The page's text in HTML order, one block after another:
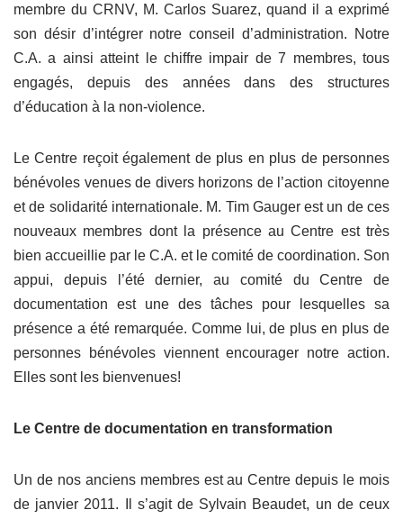
membre du CRNV, M. Carlos Suarez, quand il a exprimé
son désir d’intégrer notre conseil d’administration. Notre
C.A. a ainsi atteint le chiffre impair de 7 membres, tous
engagés, depuis des années dans des structures
d’éducation à la non-violence.
Le Centre reçoit également de plus en plus de personnes
bénévoles venues de divers horizons de l’action citoyenne
et de solidarité internationale. M. Tim Gauger est un de ces
nouveaux membres dont la présence au Centre est très
bien accueillie par le C.A. et le comité de coordination. Son
appui, depuis l’été dernier, au comité du Centre de
documentation est une des tâches pour lesquelles sa
présence a été remarquée. Comme lui, de plus en plus de
personnes bénévoles viennent encourager notre action.
Elles sont les bienvenues!
Le Centre de documentation en transformation
Un de nos anciens membres est au Centre depuis le mois
de janvier 2011. Il s’agit de Sylvain Beaudet, un de ceux